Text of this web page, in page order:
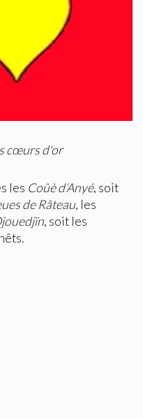
cœurs d'or
les Coûè d’Anyé, soit
de Râteau, les
, soit les